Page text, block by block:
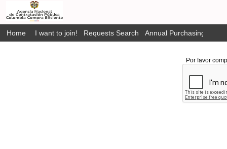
Home I want to join! Requests Search Annual Purchasing Plan
Por favor